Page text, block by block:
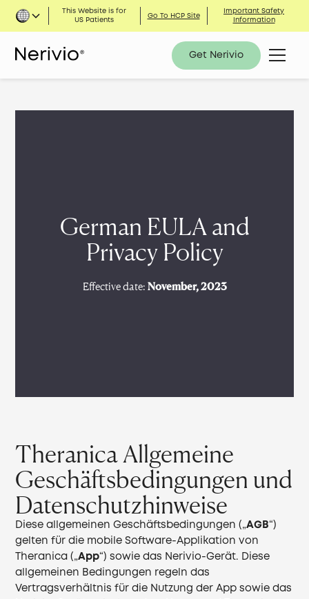
This Website is for
US Patients
Go To HCP Site
Important Safety
Information
Get Nerivio
German EULA and
Privacy Policy
Effective date: November, 2023
Theranica Allgemeine
Geschäftsbedingungen und
Datenschutzhinweise
Diese allgemeinen Geschäftsbedingungen („AGB“)
gelten für die mobile Software-Applikation von
Theranica („App“) sowie das Nerivio-Gerät. Diese
allgemeinen Bedingungen regeln das
Vertragsverhältnis für die Nutzung der App sowie das